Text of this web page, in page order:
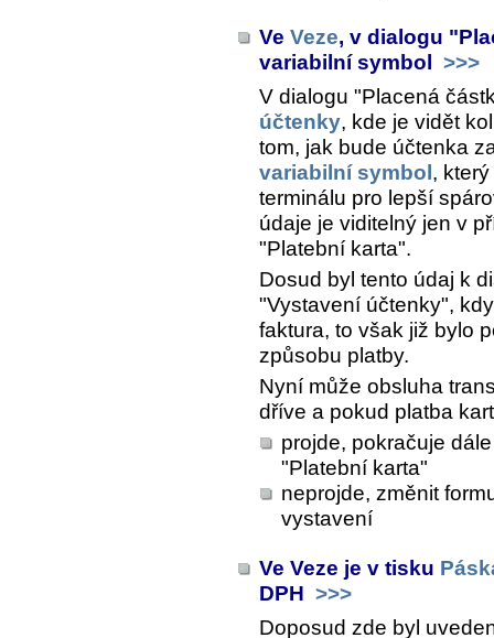
Ve Veze, v dialogu
variabilní symbol >>>
V dialogu "Placená
účtenky, kde je vidět
tom, jak bude účtenka
variabilní symbol,
terminálu pro lepší
údaje je viditelný jen v
"Platební karta".
Dosud byl tento údaj k
"Vystavení účtenky",
faktura, to však již bylo
způsobu platby.
Nyní může obsluha
dříve a pokud platba
projde, pokračuje
"Platební karta"
neprojde, změnit
vystavení
Ve Veze je v tisku
DPH >>>
Doposud zde byl